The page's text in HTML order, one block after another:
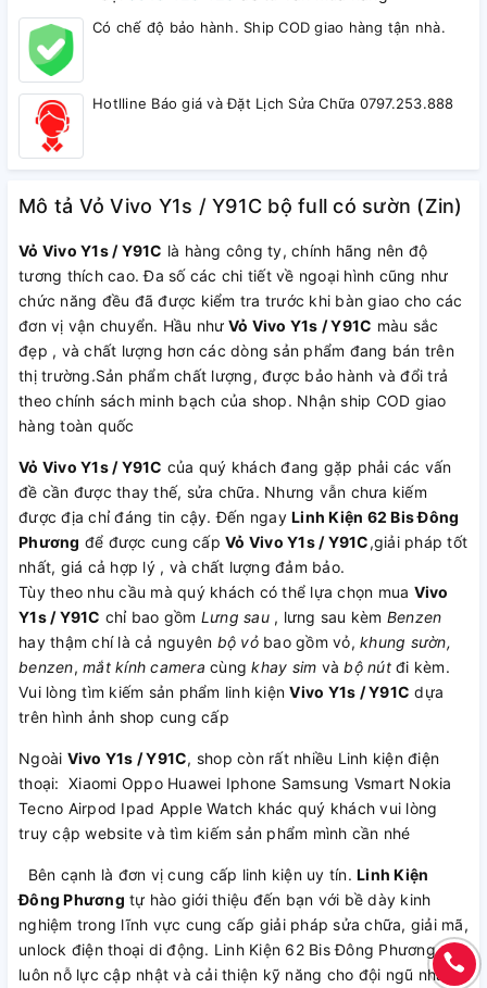
Có chế độ bảo hành. Ship COD giao hàng tận nhà.
Hotlline Báo giá và Đặt Lịch Sửa Chữa 0797.253.888
Mô tả Vỏ Vivo Y1s / Y91C bộ full có sườn (Zin)
Vỏ Vivo Y1s / Y91C là hàng công ty, chính hãng nên độ
tương thích cao. Đa số các chi tiết về ngoại hình cũng như
chức năng đều đã được kiểm tra trước khi bàn giao cho các
đơn vị vận chuyển. Hầu như Vỏ Vivo Y1s / Y91C màu sắc
đẹp , và chất lượng hơn các dòng sản phẩm đang bán trên
thị trường.Sản phẩm chất lượng, được bảo hành và đổi trả
theo chính sách minh bạch của shop. Nhận ship COD giao
hàng toàn quốc
Vỏ Vivo Y1s / Y91C của quý khách đang gặp phải các vấn
đề cần được thay thế, sửa chữa. Nhưng vẫn chưa kiếm
được địa chỉ đáng tin cậy. Đến ngay Linh Kiện 62 Bis Đông
Phương để được cung cấp Vỏ Vivo Y1s / Y91C,giải pháp tốt
nhất, giá cả hợp lý , và chất lượng đảm bảo.
Tùy theo nhu cầu mà quý khách có thể lựa chọn mua Vivo
Y1s / Y91C chỉ bao gồm Lưng sau , lưng sau kèm Benzen
hay thậm chí là cả nguyên bộ vỏbao gồm vỏ, khung sườn,
benzen, mắt kính camera cùngkhay sim vàbộ nútđi kèm.
Vui lòng tìm kiếm sản phẩm linh kiệnVivo Y1s / Y91C dựa
trên hình ảnh shop cung cấp
Ngoài Vivo Y1s / Y91C, shop còn rất nhiều Linh kiện điện
thoại: Xiaomi Oppo Huawei Iphone Samsung Vsmart Nokia
Tecno Airpod Ipad Apple Watch khác quý khách vui lòng
truy cập website và tìm kiếm sản phẩm mình cần nhé
Bên cạnh là đơn vị cung cấp linh kiện uy tín. Linh Kiện
Đông Phương tự hào giới thiệu đến bạn với bề dày kinh
nghiệm trong lĩnh vực cung cấp giải pháp sửa chữa, giải mã,
unlock điện thoại di động. Linh Kiện 62 Bis Đông Phương
luôn nỗ lực cập nhật và cải thiện kỹ năng cho đội ngũ nhân